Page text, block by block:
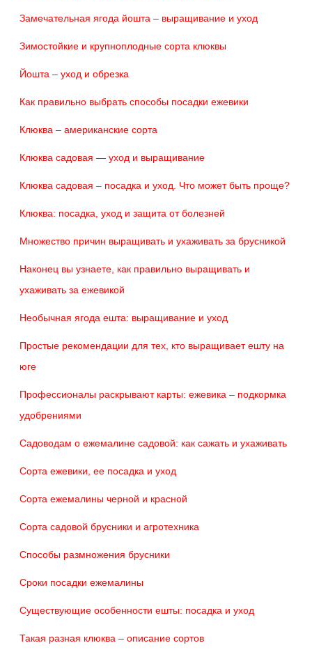
Замечательная ягода йошта – выращивание и уход
Зимостойкие и крупноплодные сорта клюквы
Йошта – уход и обрезка
Как правильно выбрать способы посадки ежевики
Клюква – американские сорта
Клюква садовая — уход и выращивание
Клюква садовая – посадка и уход. Что может быть проще?
Клюква: посадка, уход и защита от болезней
Множество причин выращивать и ухаживать за брусникой
Наконец вы узнаете, как правильно выращивать и
ухаживать за ежевикой
Необычная ягода ешта: выращивание и уход
Простые рекомендации для тех, кто выращивает ешту на
юге
Профессионалы раскрывают карты: ежевика – подкормка
удобрениями
Садоводам о ежемалине садовой: как сажать и ухаживать
Сорта ежевики, ее посадка и уход
Сорта ежемалины черной и красной
Сорта садовой брусники и агротехника
Способы размножения брусники
Сроки посадки ежемалины
Существующие особенности ешты: посадка и уход
Такая разная клюква – описание сортов